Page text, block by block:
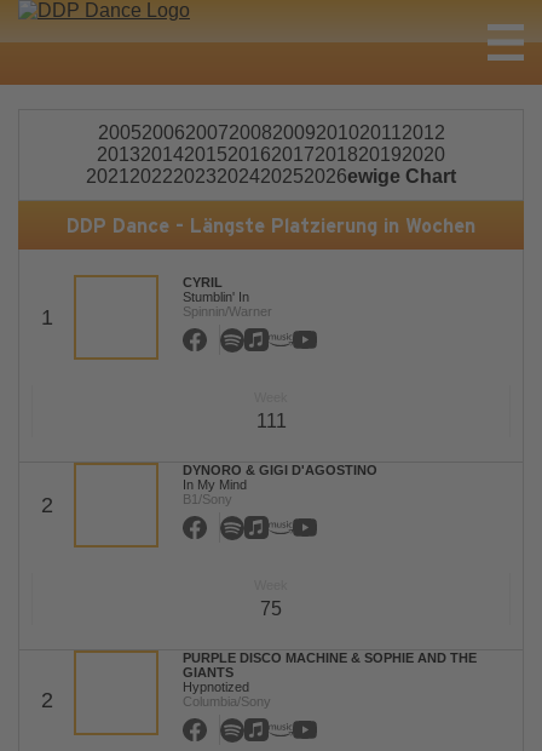
2005200620072008200920102011 2012
20132014201520162017201820192020
2021 20222023202420252026ewige Chart
DDP Dance - Längste Platzierung in Wochen
1
CYRIL
Stumblin' In
Spinnin/Warner
111
2
DYNORO & GIGI D'AGOSTINO
In My Mind
B1/Sony
75
2
PURPLE DISCO MACHINE & SOPHIE AND THE
GIANTS
Hypnotized
Columbia/Sony